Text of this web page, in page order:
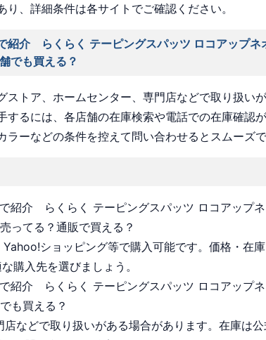
、詳細条件は各サイトでご確認ください。
紹介 らくらく テーピングスパッツ ロコアップネ
でも買える？
ストア、ホームセンター、専門店などで取り扱い
するには、各店舗の在庫検索や電話での在庫確認
ラーなどの条件を控えて問い合わせるとスムーズで
紹介 らくらく テーピングスパッツ ロコアップ
ってる？通販で買える？
ショッピング等で購入可能です。価格・在
購入先を選びましょう。
紹介 らくらく テーピングスパッツ ロコアップ
も買える？
などで取り扱いがある場合があります。在庫は公